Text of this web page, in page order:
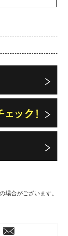
場合がございます。